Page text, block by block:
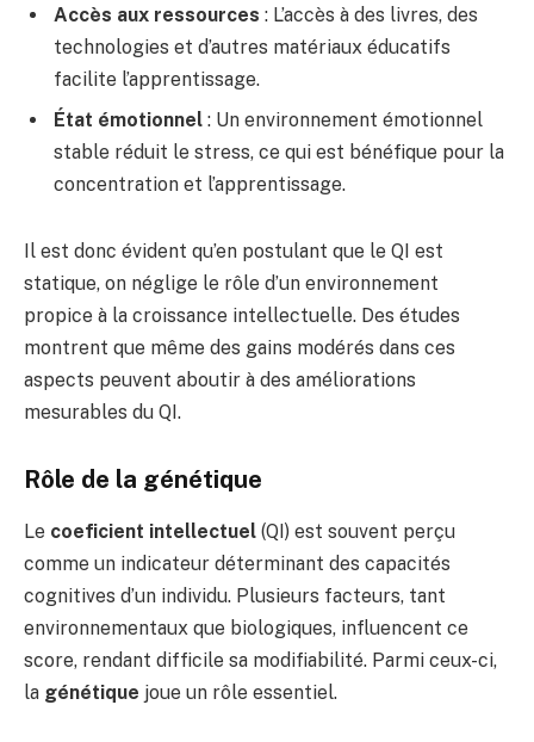
Accès aux ressources : L’accès à des livres, des
technologies et d’autres matériaux éducatifs
facilite l’apprentissage.
État émotionnel : Un environnement émotionnel
stable réduit le stress, ce qui est bénéfique pour la
concentration et l’apprentissage.
Il est donc évident qu’en postulant que le QI est
statique, on néglige le rôle d’un environnement
propice à la croissance intellectuelle. Des études
montrent que même des gains modérés dans ces
aspects peuvent aboutir à des améliorations
mesurables du QI.
Rôle de la génétique
Le coeficient intellectuel (QI) est souvent perçu
comme un indicateur déterminant des capacités
cognitives d’un individu. Plusieurs facteurs, tant
environnementaux que biologiques, influencent ce
score, rendant difficile sa modifiabilité. Parmi ceux-ci,
la génétique joue un rôle essentiel.